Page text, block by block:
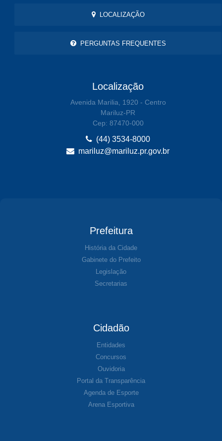
LOCALIZAÇÃO
PERGUNTAS FREQUENTES
Localização
Avenida Marilia, 1920 - Centro
Mariluz-PR
Cep: 87470-000
(44) 3534-8000
mariluz@mariluz.pr.gov.br
Prefeitura
História da Cidade
Gabinete do Prefeito
Legislação
Secretarias
Cidadão
Entidades
Concursos
Ouvidoria
Portal da Transparência
Agenda de Esporte
Arena Esportiva